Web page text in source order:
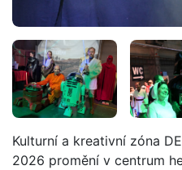
Kulturní a kreativní zóna
2026 promění v centrum